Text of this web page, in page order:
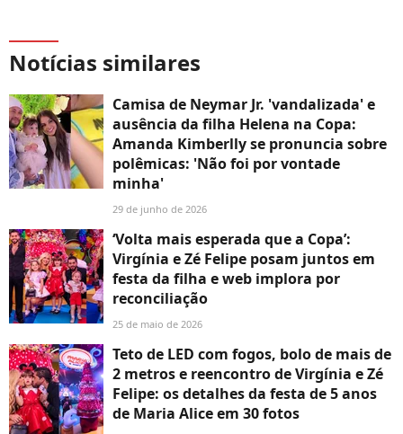
Notícias similares
Camisa de Neymar Jr. 'vandalizada' e
ausência da filha Helena na Copa:
Amanda Kimberlly se pronuncia sobre
polêmicas: 'Não foi por vontade
minha'
29 de junho de 2026
‘Volta mais esperada que a Copa’:
Virgínia e Zé Felipe posam juntos em
festa da filha e web implora por
reconciliação
25 de maio de 2026
Teto de LED com fogos, bolo de mais de
2 metros e reencontro de Virgínia e Zé
Felipe: os detalhes da festa de 5 anos
de Maria Alice em 30 fotos